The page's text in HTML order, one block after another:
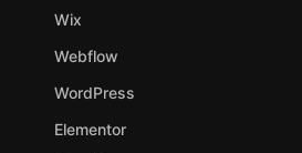
Wix
Webflow
WordPress
Elementor